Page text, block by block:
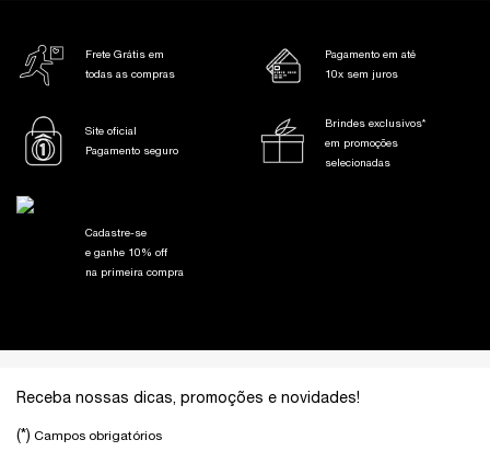
Frete Grátis em
todas as compras
Pagamento em até
10x sem juros
Site oficial
Pagamento seguro
Brindes exclusivos*
em promoções
selecionadas
Cadastre-se
e ganhe 10% off
na primeira compra
Receba nossas dicas, promoções e novidades!
(*) Campos obrigatórios